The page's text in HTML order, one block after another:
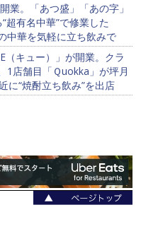
業。「あつ盛」「あの字」
超有名中華”で修業した
中華を気軽に立ち飲みで
（キュー）」が開業。クラ
1店舗目「Ｑuokka」が坪月
に“焼酎立ち飲み”を出店